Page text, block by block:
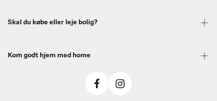
Skal du købe eller leje bolig?
Kom godt hjem med home